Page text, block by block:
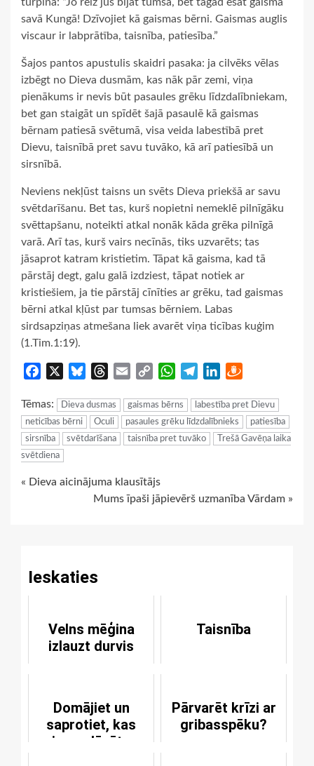
turpina: “Jo reiz jūs bijāt tumsa, bet tagad esat gaisma
savā Kungā! Dzīvojiet kā gaismas bērni. Gaismas auglis
viscaur ir labprātība, taisnība, patiesība.”
Šajos pantos apustulis skaidri pasaka: ja cilvēks vēlas
izbēgt no Dieva dusmām, kas nāk pār zemi, viņa
pienākums ir nevis būt pasaules grēku līdzdalībniekam,
bet gan staigāt un spīdēt šajā pasaulē kā gaismas
bērnam patiesā svētumā, visa veida labestībā pret
Dievu, taisnībā pret savu tuvāko, kā arī patiesībā un
sirsnībā.
Neviens nekļūst taisns un svēts Dieva priekšā ar savu
svētdarīšanu. Bet tas, kurš nopietni nemeklē pilnīgāku
svēttapšanu, noteikti atkal nonāk kāda grēka pilnīgā
varā. Arī tas, kurš vairs necīnās, tiks uzvarēts; tas
jāsaprot katram kristietim. Tāpat kā gaisma, kad tā
pārstāj degt, galu galā izdziest, tāpat notiek ar
kristiešiem, ja tie pārstāj cīnīties ar grēku, tad gaismas
bērni atkal kļūst par tumsas bērniem. Labas
sirdsapziņas atmešana liek avarēt viņa ticības kuģim
(1.Tim.1:19).
Facebook BlueskyThreads
Email
Copy
WhatsApp
TelegramLinkedIn
Tēmas: Dieva dusmas gaismas bērns
labestība pret Dievu
neticības bērni
Oculi pasaules grēku līdzdalībnieks
patiesība
sirsnība
svētdarīšana taisnība pret tuvāko
Trešā Gavēņa laika
svētdiena
Continue
« Dieva aicinājuma klausītājs
Mums īpaši jāpievērš uzmanība Vārdam »
Ieskaties
Velns mēģina
izlauzt durvis
Taisnība
Domājiet un
saprotiet, kas
jums dāvāts
Pārvarēt krīzi ar
gribasspēku?